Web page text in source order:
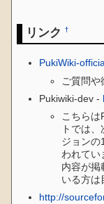
リンク†
PukiWiki-
ご質問
Pukiwiki-dev -
こちらは
トでは
ジョンの
われてい
内容が掲
いる方は
http://